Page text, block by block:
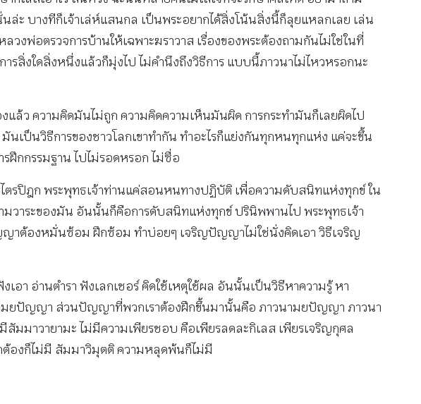
ะ บางทีก็เจ้าเล่ห์แสนกล เป็นพระอยากได้สิ่งโน้นสิ่งนี้ก็ลุยแหลกเลย เล่น
วงพ่อตรวจการบ้านให้เฉพาะฆราวาส เรื่องของพระต้องถามกันไม่ใช่ในที่
สิ่งใดสิ่งหนึ่งแล้วก็มุ่งไป ไม่คำนึงถึงวิธีการ แบบนี้ภาวนาไม่ไหวหรอกนะ
ล้ว ความคิดมันไม่ถูก ความคิดความเห็นมันผิด การกระทำมันก็เลยผิดไป
นเป็นวิธีการของชาวโลกเขาทำกัน ทำอะไรก็แย่งกันทุกหนทุกแห่ง แค่จะขึ้น
ฝึกกรรมฐาน ไปไม่รอดหรอก ไม่ซื่อ
ไตรปิฎก พระพุทธเจ้าท่านแค่สอนหนทางปฏิบัติ เพื่อความดับสนิทแห่งทุกข์ ใน
าระของมัน อันนั้นก็คือการดับสนิทแห่งทุกข์ ปรินิพพานไป พระพุทธเจ้า
ญาต้องหมั่นซ้อม ฝึกซ้อม ทำบ่อยๆ เจริญปัญญาไม่ใช่นั่งคิดเอา วิธีเจริญ
อา อ่านตำรา ฟังเลกเชอร์ คิดใช้เหตุใช้ผล อันนั้นเป็นวิธีหาความรู้ หา
ยปัญญา ส่วนปัญญาที่พวกเราต้องฝึกขึ้นมานั้นคือ ภาวนามยปัญญา ภาวนา
มาวายามะ ไม่มีความเพียรชอบ คือเพียรลดละกิเลส เพียรเจริญกุศล
องก็ไม่มี สัมมาวิมุตติ ความหลุดพ้นก็ไม่มี